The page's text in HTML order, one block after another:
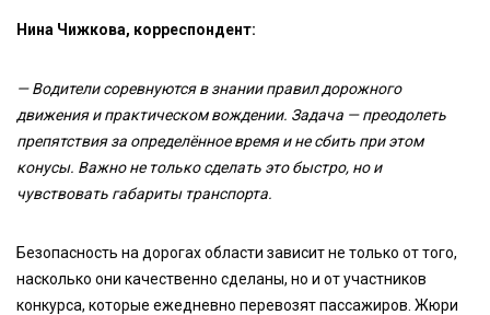
Нина Чижкова, корреспондент:
— Водители соревнуются в знании правил дорожного
движения и практическом вождении. Задача — преодолеть
препятствия за определённое время и не сбить при этом
конусы. Важно не только сделать это быстро, но и
чувствовать габариты транспорта.
Безопасность на дорогах области зависит не только от того,
насколько они качественно сделаны, но и от участников
конкурса, которые ежедневно перевозят пассажиров. Жюри